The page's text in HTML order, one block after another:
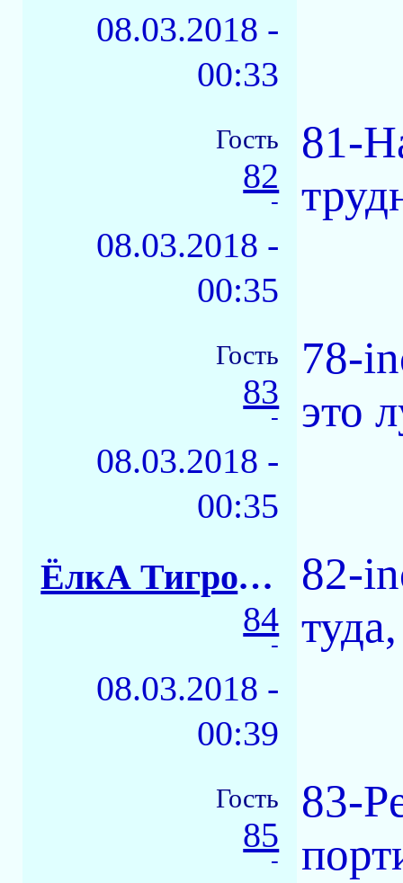
08.03.2018 -
00:33
Гость
82
-
08.03.2018 -
00:35
81-
Гость
83
-
08.03.2018 -
00:35
78-
это
ЁлкА ТигровАЯ
84
-
08.03.2018 -
00:39
82-
Гость
85
-
83-